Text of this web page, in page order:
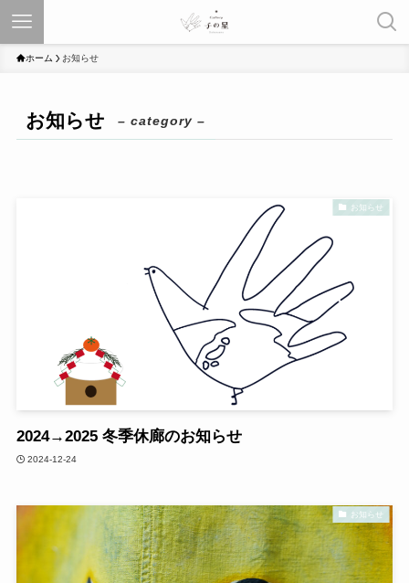
ホーム お知らせ
お知らせ – category –
お知らせ
2024→2025 冬季休廊のお知らせ
2024-12-24
お知らせ